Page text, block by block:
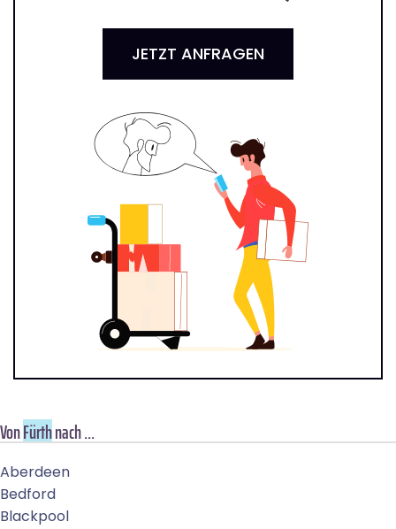
JETZT ANFRAGEN
VonFürthnach ...
Aberdeen
Bedford
Blackpool